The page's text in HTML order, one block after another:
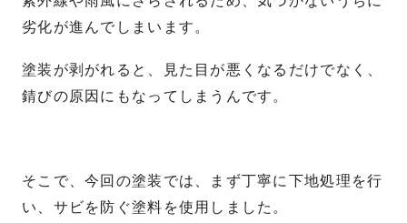
劣化が進んでしまいます。
塗装が剥がれると、見た目が悪くなるだけでなく、
錆びの原因にもなってしまうんです。
そこで、今回の塗装では、まず丁寧に下地処理を行
い、サビを防ぐ塗料を使用しました。